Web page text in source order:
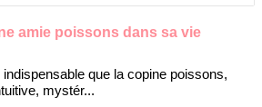
amie poissons dans sa vie
que la copine poissons,
mystér...